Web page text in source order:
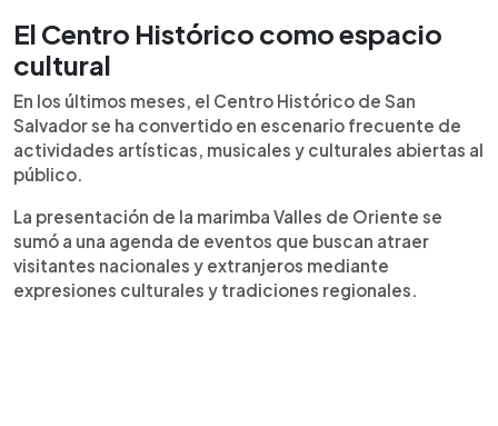
El Centro Histórico como espacio
cultural
En los últimos meses, el Centro Histórico de San
Salvador se ha convertido en escenario frecuente de
actividades artísticas, musicales y culturales abiertas al
público.
La presentación de la marimba Valles de Oriente se
sumó a una agenda de eventos que buscan atraer
visitantes nacionales y extranjeros mediante
expresiones culturales y tradiciones regionales.